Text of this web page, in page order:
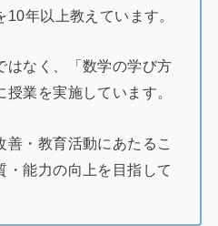
年以上教えています。
はなく、「数学の学び方
業を実施しています。
・教育活動にあたるこ
・能力の向上を目指して